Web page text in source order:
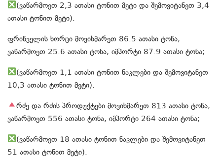
(ვაწარმოეთ 2,3 ათასი ტონით მეტი და შემოვიტანეთ 3,4
ათასი ტონით მეტი).
ფრინველის ხორცი მოვიხმარეთ 86.5 ათასი ტონა,
ვაწარმოეთ 25.6 ათასი ტონა, იმპორტი 87.9 ათასი ტონა;
(ვაწარმოეთ 1,1 ათასი ტონით ნაკლები და შემოვიტანეთ
10,3 ათასი ტონით მეტი).
რძე და რძის პროდუქტები მოვიხმარეთ 813 ათასი ტონა,
ვაწარმოეთ 556 ათასი ტონა, იმპორტი 264 ათასი ტონა;
(ვაწარმოეთ 18 ათასი ტონით ნაკლები და შემოვიტანეთ
51 ათასი ტონით მეტი).